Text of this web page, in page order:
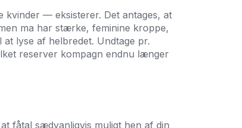
kvinder — eksisterer. Det antages, at
ma har stærke, feminine kroppe,
lyse af helbredet. Undtage pr.
reserver kompagn endnu længer
fåtal sædvanligvis muligt hen af din